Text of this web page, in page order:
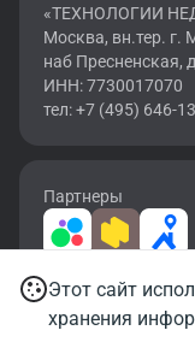
«ТЕХНОЛОГИИ
Москва, вн.тер. г.
наб Пресненская,
ИНН: 7730017070
тел: +7 (495) 646-
Партнеры
2026 © OF.RU | Все
Карта сайтаУсловия
Этот сайт
хранения